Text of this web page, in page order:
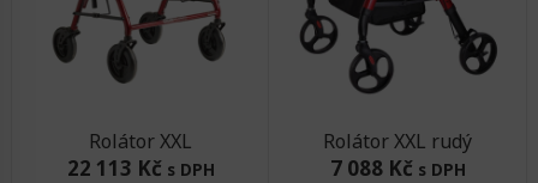
Rolátor XXL
22 113 Kč s DPH
Rolátor XXL rudý
7 088 Kč s DPH